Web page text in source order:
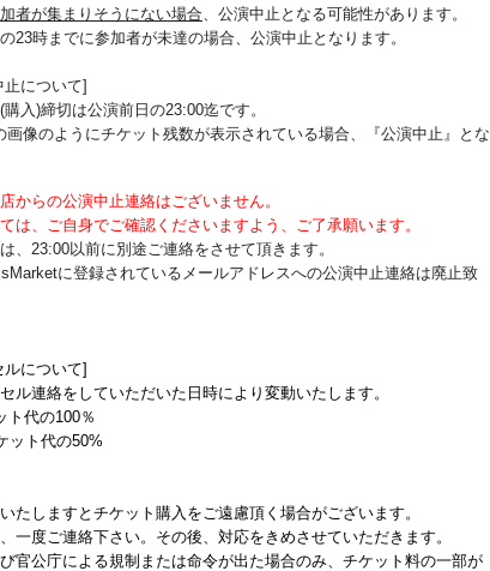
者が集まりそうにない場合 、公演中止となる可能性があります。
23時までに参加者が未達の場合、公演中止となります。
について]
入)締切は公演前日の23:00迄です。
画像のようにチケット残数が表示されている場合、『公演中止』とな
からの公演中止連絡はございません。
は、ご自身でご確認くださいますよう、ご了承願います。
、23:00以前に別途ご連絡をさせて頂きます。
に登録されているメールアドレスへの公演中止連絡は廃止致
について]
ル連絡をしていただいた日時により変動いたします。
ト代の100％
ット代の50%
たしますとチケット購入をご遠慮頂く場合がございます。
一度ご連絡下さい。その後、対応をきめさせていただきます。
官公庁による規制または命令が出た場合のみ、チケット料の一部が